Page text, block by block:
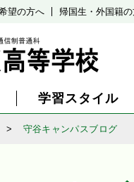
望の方へ 帰国生・外国籍
学習スタイル
守谷キャンパスブログ